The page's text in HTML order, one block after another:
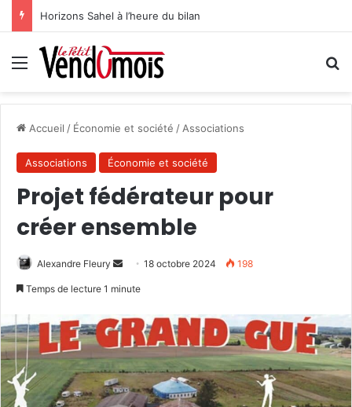
Horizons Sahel à l’heure du bilan
Menu
Accueil / Économie et société / Associations
Associations Économie et société
Projet fédérateur pour
créer ensemble
Alexandre Fleury
o
e
r
u
18 octobre 2024 198
Temps de lecture 1 minute